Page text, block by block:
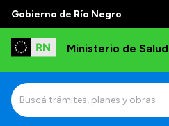
Gobierno de Río Negro
Ministerio de Salud